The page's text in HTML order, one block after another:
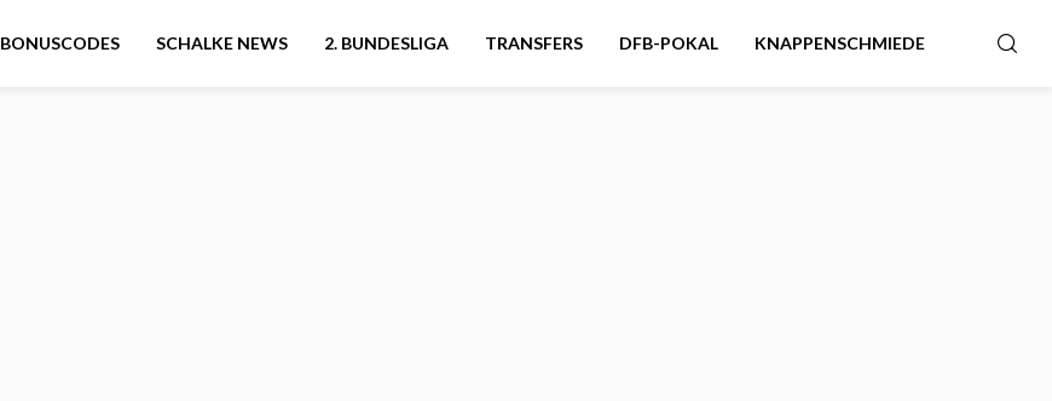
BONUSCODES SCHALKE NEWS 2. BUNDESLIGA TRANSFERS DFB-POKAL KNAPPENSCHMIEDE